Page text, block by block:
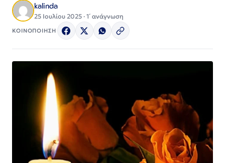
kalinda
25 Ιουλίου 2025 · 1΄ ανάγνωση
ΚΟΙΝΟΠΟΙΗΣΗ